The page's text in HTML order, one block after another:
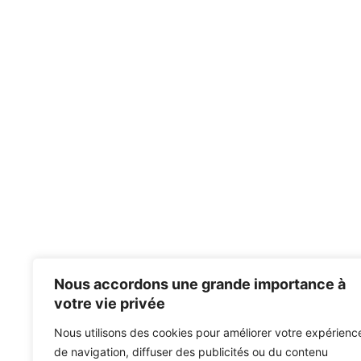
Nous accordons une grande importance à
votre vie privée
Nous utilisons des cookies pour améliorer votre
de navigation, diffuser des publicités ou du contenu